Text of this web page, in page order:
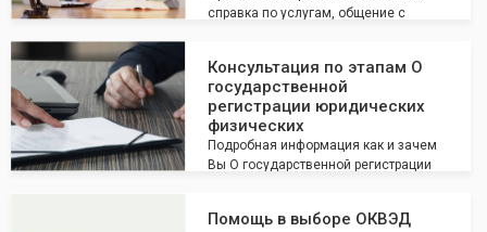
справка по услугам, общение с
Консультация по этапам О
государственной
регистрации юридических
физических
Подробная информация как и зачем
Вы О государственной регистрации
Помощь в выборе ОКВЭД